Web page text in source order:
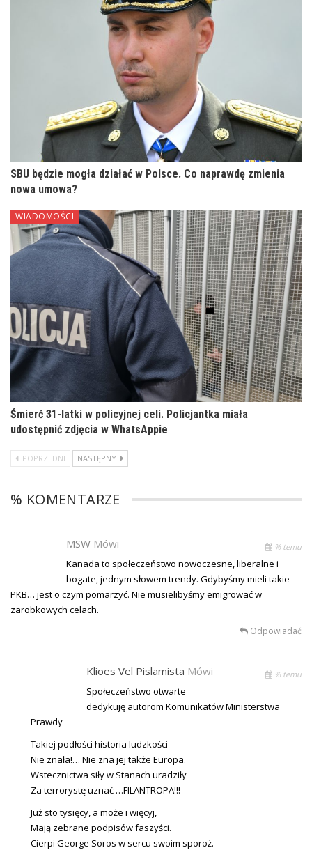
SBU będzie mogła działać w Polsce. Co naprawdę zmienia
nowa umowa?
WIADOMOŚCI
Śmierć 31-latki w policyjnej celi. Policjantka miała
udostępnić zdjęcia w WhatsAppie
POPRZEDNI NASTĘPNY
% KOMENTARZE
MSW Mówi % temu
Kanada to społeczeństwo nowoczesne, liberalne i
bogate, jednym słowem trendy. Gdybyśmy mieli takie
PKB… jest o czym pomarzyć. Nie musielibyśmy emigrować w
zarobkowych celach.
Odpowiadać
Klioes Vel Pislamista Mówi % temu
Społeczeństwo otwarte
dedykuję autorom Komunikatów Ministerstwa
Prawdy
Takiej podłości historia ludzkości
Nie znała!… Nie zna jej także Europa.
Wstecznictwa siły w Stanach uradziły
Za terrorystę uznać …FILANTROPA!!!
Już sto tysięcy, a może i więcyj,
Mają zebrane podpisów faszyści.
Cierpi George Soros w sercu swoim sporoż.